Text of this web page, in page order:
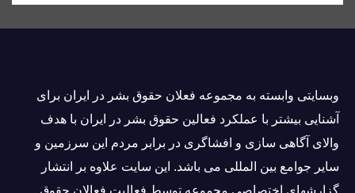
وبسايتى وابسته به مجموعه فعلان حقوق بشر در ایران برای
آشنایی بيشتر با عملکرد فعالین حقوق بشر در ایران با هدف
والاى آگاهى سازی و افشاگرى در برابر مردم این سرزمین و
ساير جوامع بین المللى می باشد. این سایت علاوه بر انتشار
گزارشهای اختصاصی مجموعه توسط فعاليت فعالان حقوق